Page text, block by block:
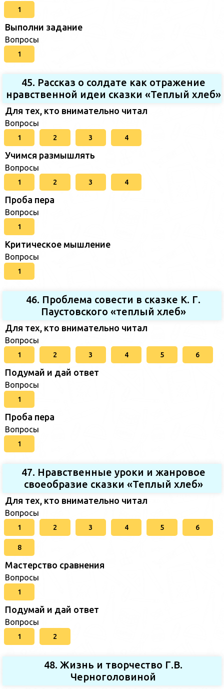
1
Выполни задание
Вопросы
1
45. Рассказ о солдате как отражение
нравственной идеи сказки «Теплый хлеб»
Для тех, кто внимательно читал
Вопросы
1 2 3 4
Учимся размышлять
Вопросы
1 2 3 4
Проба пера
Вопросы
1
Критическое мышление
Вопросы
1
46. Проблема совести в сказке К. Г.
Паустовского «теплый хлеб»
Для тех, кто внимательно читал
Вопросы
1 2 3 4 5 6
Подумай и дай ответ
Вопросы
1
Проба пера
Вопросы
1
47. Нравственные уроки и жанровое
своеобразие сказки «Теплый хлеб»
Для тех, кто внимательно читал
Вопросы
1 2 3 4 5 6
8
Мастерство сравнения
Вопросы
1
Подумай и дай ответ
Вопросы
1 2
48. Жизнь и творчество Г.В.
Черноголовиной